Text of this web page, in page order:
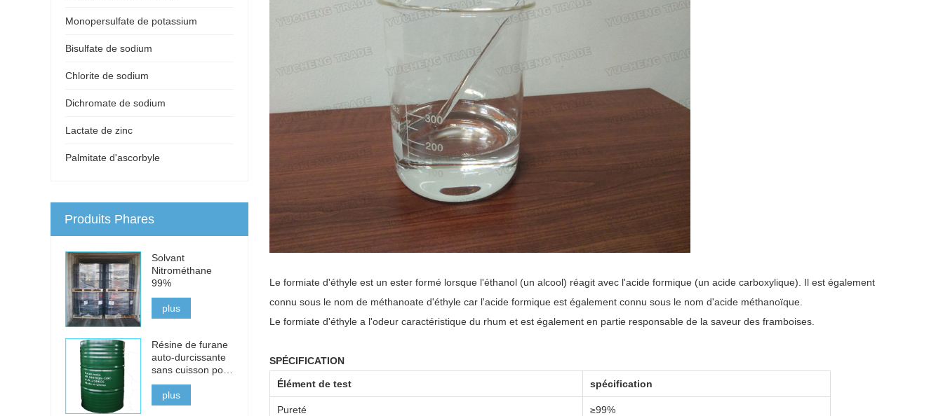
Le formiate d'éthyle est un ester formé lorsque l'éthanol (un alcool) réagit avec l'acide formique (un acide carboxylique). Il est également
connu sous le nom de méthanoate d'éthyle car l'acide formique est également connu sous le nom d'acide méthanoïque.
Le formiate d'éthyle a l'odeur caractéristique du rhum et est également en partie responsable de la saveur des framboises.
SPÉCIFICATION
Élément de test spécification
Pureté ≥99%
Monopersulfate de potassium
Bisulfate de sodium
Chlorite de sodium
Dichromate de sodium
Lactate de zinc
Palmitate d'ascorbyle
Produits Phares
Solvant
Nitrométhane
99%
plus
Résine de furane
auto-durcissante
sans cuisson pour
la fonte, l'acier et
les métaux non
ferreux
plus